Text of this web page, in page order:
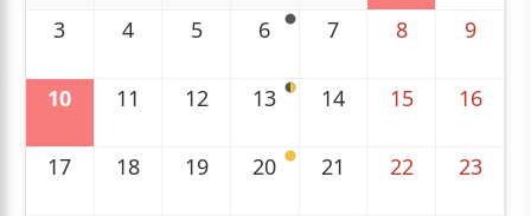
3 4 5 6 7 8 9
10 11 12 13 14 15 16
17 18 19 20 21 22 23